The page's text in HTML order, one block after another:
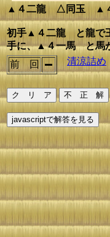
▲４二龍 △同玉 ▲４
初手▲４二龍 と龍で
手に、▲４一馬 と馬
前 回
清涼詰め